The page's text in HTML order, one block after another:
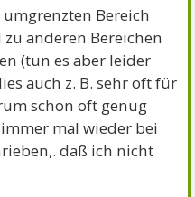
Bereich
anderen Bereichen
(tun es aber leider
auch z. B. sehr oft für
schon oft genug
mal wieder bei
daß ich nicht